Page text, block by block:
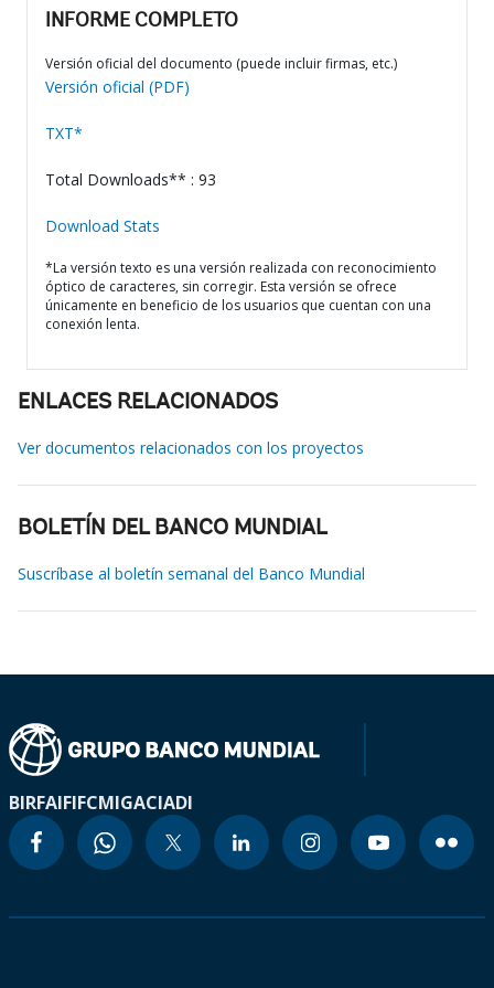
INFORME COMPLETO
Versión oficial del documento (puede incluir firmas, etc.)
Versión oficial (PDF)
TXT*
Total Downloads** : 93
Download Stats
*La versión texto es una versión realizada con reconocimiento
óptico de caracteres, sin corregir. Esta versión se ofrece
únicamente en beneficio de los usuarios que cuentan con una
conexión lenta.
ENLACES RELACIONADOS
Ver documentos relacionados con los proyectos
BOLETÍN DEL BANCO MUNDIAL
Suscríbase al boletín semanal del Banco Mundial
BIRFAIFIFCMIGACIADI